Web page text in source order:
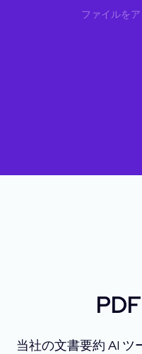
ファイルを
当社の文書要約 AI ツ